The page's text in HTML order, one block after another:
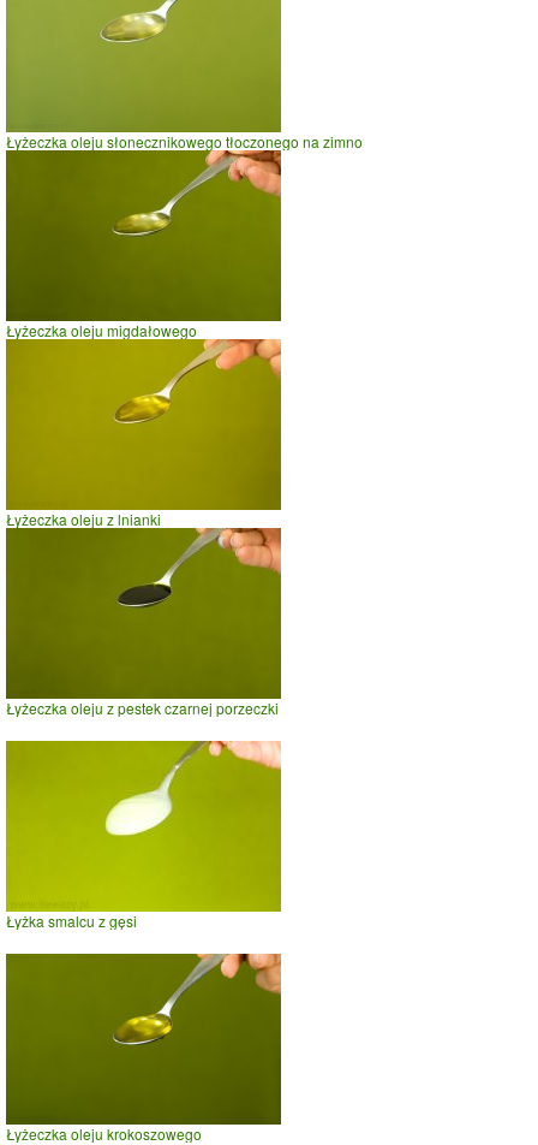
Łyżeczka oleju słonecznikowego tłoczonego na zimno
Łyżeczka oleju migdałowego
Łyżeczka oleju z lnianki
Łyżeczka oleju z pestek czarnej porzeczki
Łyżka smalcu z gęsi
Łyżeczka oleju krokoszowego